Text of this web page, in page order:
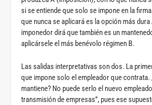
si se entiende que solo se impone en la
que nunca se aplicará es la opción más dura
imponedor dirá que también es un
aplicársele el más benévolo régimen B.
Las salidas interpretativas son dos. La
que impone solo el empleador que contrata.
mantiene? No puede serlo el nuevo
transmisión de empresas”, pues ese